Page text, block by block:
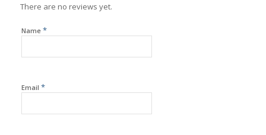
There are no reviews yet.
Name *
Email *